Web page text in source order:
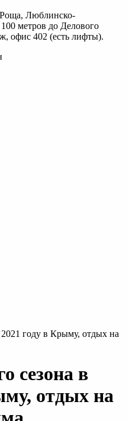
Люблинско-
метров до Делового
офис 402 (есть лифты).
году в Крыму, отдых на
сезона в
отдых на